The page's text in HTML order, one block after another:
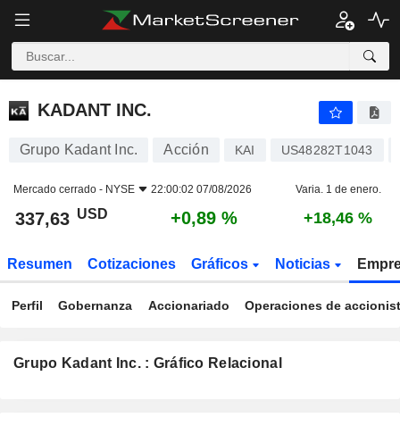
KADANT INC.
KADANT INC.
Grupo Kadant Inc. Acción KAI US48282T1043
Mercado cerrado - NYSE 22:00:02 07/08/2026 Varia. 1 de enero.
337,63 USD +0,89 % +18,46 %
Resumen Cotizaciones Gráficos Noticias
Perfil Gobernanza Accionariado Operaciones de
Grupo Kadant Inc. : Gráfico Relacional